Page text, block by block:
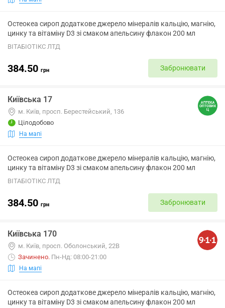
Остеокеа сироп додаткове джерело мінералів кальцію, магнію,
цинку та вітаміну D3 зі смаком апельсину флакон 200 мл
ВІТАБІОТІКС ЛТД
384.50 грн Забронювати
Київська 17
м. Київ, просп. Берестейський, 136
Цілодобово
На мапі
Остеокеа сироп додаткове джерело мінералів кальцію, магнію,
цинку та вітаміну D3 зі смаком апельсину флакон 200 мл
ВІТАБІОТІКС ЛТД
384.50 грн Забронювати
Київська 170
м. Київ, просп. Оболонський, 22В
Зачинено. Пн-Нд: 08:00-21:00
На мапі
Остеокеа сироп додаткове джерело мінералів кальцію, магнію,
цинку та вітаміну D3 зі смаком апельсину флакон 200 мл